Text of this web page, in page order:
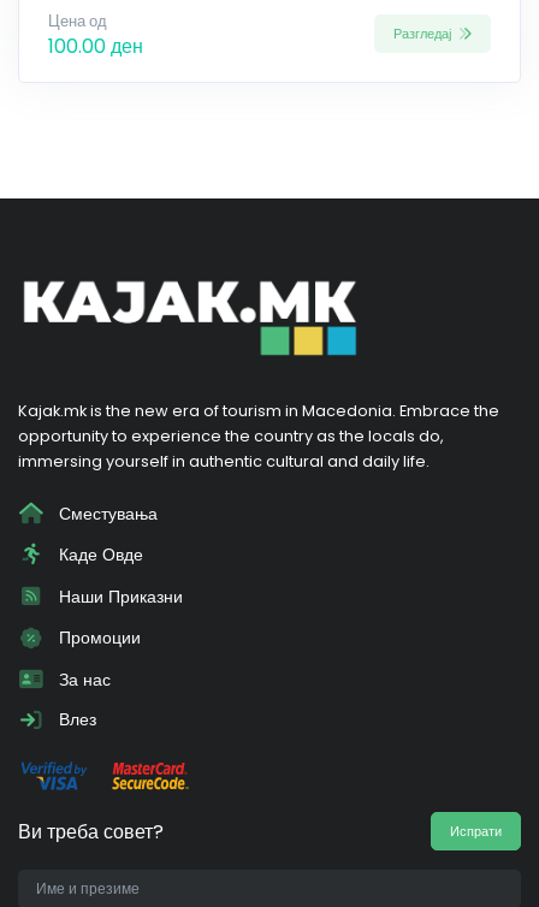
Цена од
100.00 ден Разгледај
Kajak.mk is the new era of tourism in Macedonia. Embrace the
opportunity to experience the country as the locals do,
immersing yourself in authentic cultural and daily life.
Сместувања
Каде Овде
Наши Приказни
Промоции
За нас
Влез
Ви треба совет? Испрати